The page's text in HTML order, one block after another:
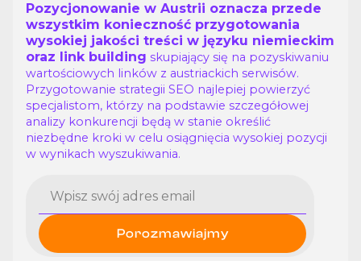
Pozycjonowanie w Austrii oznacza przede
wszystkim konieczność przygotowania
wysokiej jakości treści w języku niemieckim
oraz link building skupiający się na pozyskiwaniu
wartościowych linków z austriackich serwisów.
Przygotowanie strategii SEO najlepiej powierzyć
specjalistom, którzy na podstawie szczegółowej
analizy konkurencji będą w stanie określić
niezbędne kroki w celu osiągnięcia wysokiej pozycji
w wynikach wyszukiwania.